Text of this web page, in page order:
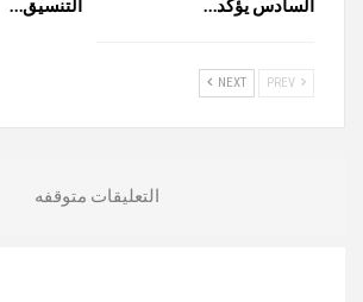
السادس يؤكد…
التنسيق…
NEXT
التعليقات متوقفه